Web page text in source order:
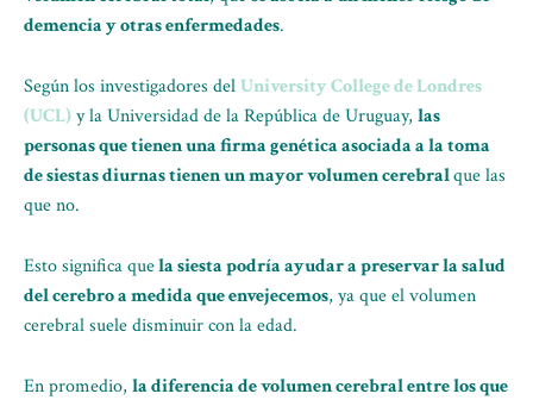
demencia y otras enfermedades.
Según los investigadores del University College de Londres
(UCL)y la Universidad de la República de Uruguay, las
personas que tienen una firma genética asociada a la toma
de siestas diurnas tienen un mayor volumen cerebralque las
que no.
Esto significa quela siesta podría ayudar a preservar la salud
del cerebro a medida que envejecemos, ya que el volumen
cerebral suele disminuir con la edad.
En promedio, la diferencia de volumen cerebral entre los que